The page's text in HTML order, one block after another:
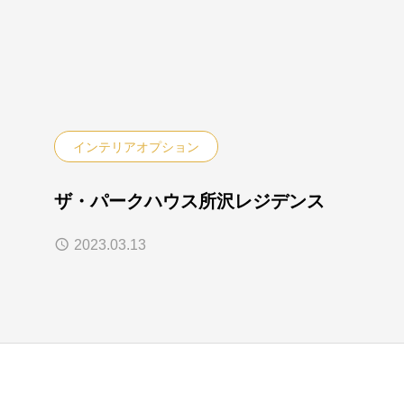
インテリアオプション
ザ・パークハウス所沢レジデンス
2023.03.13